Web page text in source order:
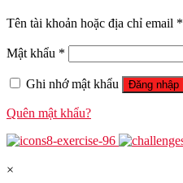
Tên tài khoản hoặc địa chỉ email *
Mật khẩu *
Ghi nhớ mật khẩu Đăng nhập
Quên mật khẩu?
×